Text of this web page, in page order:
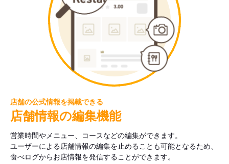
店舗の公式情報を掲載できる
店舗情報の編集機能
営業時間やメニュー、コースなどの編集ができます。
ユーザーによる店舗情報の編集を止めることも可能となるため、
食べログからお店情報を発信することができます。